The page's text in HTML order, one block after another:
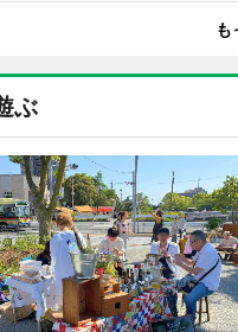
も
ぶ